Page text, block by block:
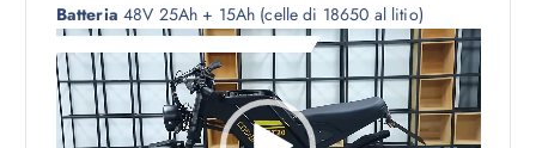
Batteria 48V 25Ah + 15Ah (celle di 18650 al litio)
V
i
d
e